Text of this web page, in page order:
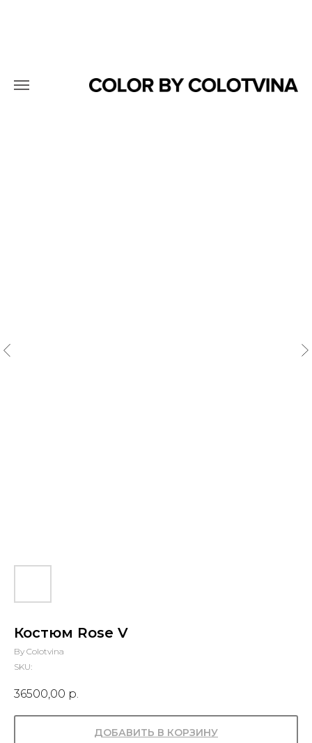
Костюм Rose V
By Colotvina
SKU:
36500,00 р.
ДОБАВИТЬ В КОРЗИНУ